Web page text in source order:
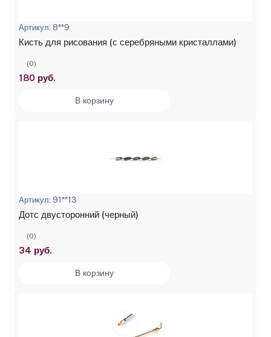
Артикул: 8**9
Кисть для рисования (с серебряными кристаллами)
(0)
180 руб.
В корзину
Артикул: 91**13
Дотс двусторонний (черный)
(0)
34 руб.
В корзину